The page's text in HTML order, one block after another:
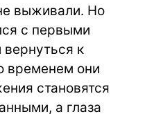
выживали. Но
с первыми
к
временем они
становятся
а глаза